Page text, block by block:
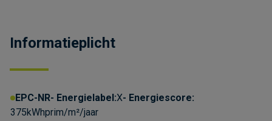
Informatieplicht
EPC-NR Energielabel:X Energiescore:
375kWhprim/m²/jaar